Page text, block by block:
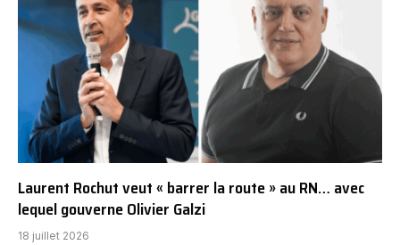
Laurent Rochut veut « barrer la route » au RN… avec
lequel gouverne Olivier Galzi
18 juillet 2026